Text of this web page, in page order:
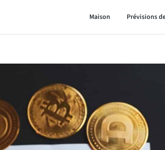
Maison Prévisions